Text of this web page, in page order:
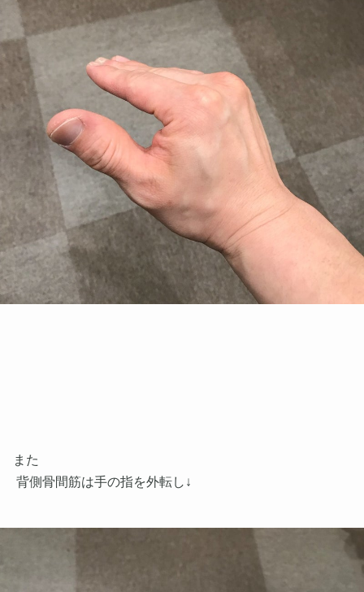
また
背側骨間筋は手の指を外転し↓